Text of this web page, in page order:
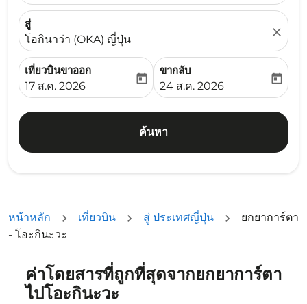
สู่
โอกินาว่า (OKA) ญี่ปุ่น
close
เที่ยวบินขาออก
fc-booking-departure-date-aria-label
17 ส.ค. 2026
today
ขากลับ
fc-booking-return-date-
24 ส.ค. 2026
today
ค้นหา
หน้าหลัก เที่ยวบิน สู่ ประเทศญี่ปุ่น
ยกยาการ์ตา
- โอะกินะวะ
ค่าโดยสารที่ถูกที่สุดจากยกยาการ์ตา
ไปโอะกินะวะ
ลองอัปเดตเส้นทางของคุณ (ต้นทางและ/หรือปลายทาง) หรื